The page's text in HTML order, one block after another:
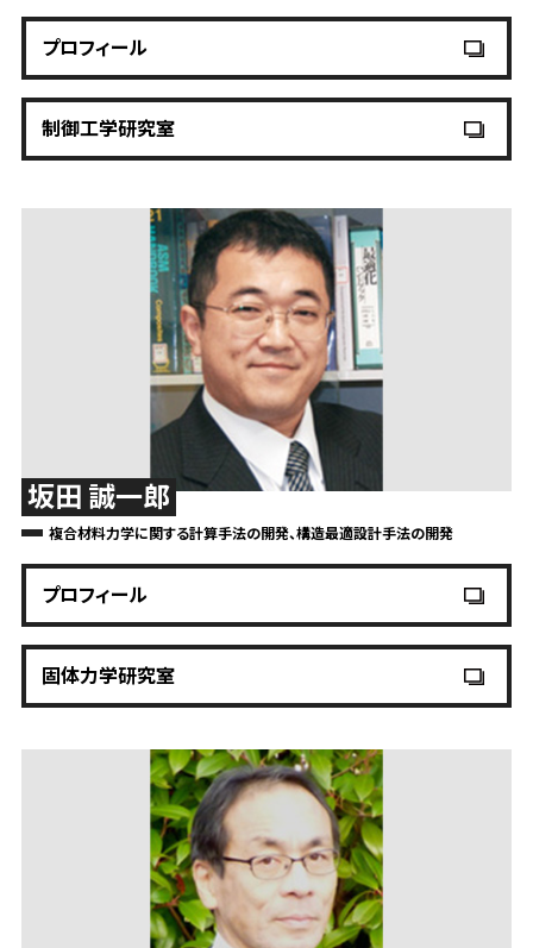
プロフィール
制御工学研究室
坂田 誠一郎
複合材料力学に関する計算手法の開発、構造最適設計手法の開発
プロフィール
固体力学研究室